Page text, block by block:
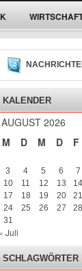
KALENDER
AUGUST 2026
M
D M D F
3
4 5 6 7
10
11 12 13 14
17
18 19 20 21
24
25 26 27 28
31
« Juli
SCHLAGWÖRTER